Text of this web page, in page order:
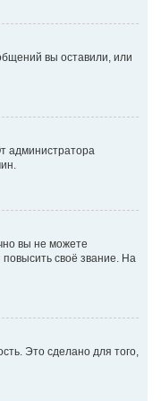
вы оставили, или
администратора
вы не можете
своё звание. На
Это сделано для того,